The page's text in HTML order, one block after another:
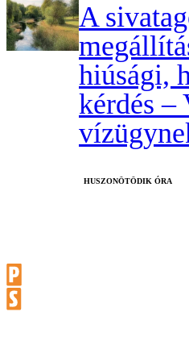
A
hiúsági,
kérdés –
HUSZONÖTÖDIK ÓRA